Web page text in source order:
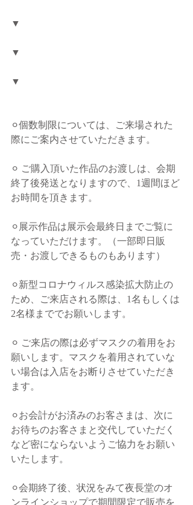
▼
▼
▼
⚪︎個数制限については、ご来場された
際にご案内させていただきます。
⚪︎ ご購入頂いた作品のお渡しは、会期
終了後発送となりますので、1週間ほど
お時間を頂きます。
⚪︎展示作品は展示会最終日までご覧に
なっていただけます。（一部即日販
売・お渡しできるものもあります）
⚪︎新型コロナウィルス感染拡大防止の
ため、ご来店される際は、1名もしくは
2名様まででお願いします。
⚪︎ ご来店の際は必ずマスクの着用をお
願いします。マスクを着用されていな
い場合は入店をお断りさせていただき
ます。
⚪︎お会計がお済みのお客さまは、次に
お待ちのお客さまと交代していただく
など密にならないようご協力をお願い
いたします。
⚪︎会期終了後、状況をみて夜長堂のオ
ンラインショップで期間限定で販売を